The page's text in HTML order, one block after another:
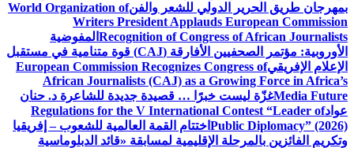
بمهرجان طريق الحرير الدولي للشعر والفنWorld Organization of
Writers President Applauds European Commission
Recognition of Congress of African Journalists المفوضية
الأوروبية: مؤتمر الصحفيين الأفارقة (CAJ) قوة متنامية في مستقبل
الإعلام الإفريقيEuropean Commission Recognizes Congress of
African Journalists (CAJ) as a Growing Force in Africa’s
Media Futureغزّة ليست خبرًا … قصيدة جديدة للشاعرة د. حنان
عوادRegulations for the V International Contest “Leader of
Public Diplomacy” (2026) اختتام القمة العالمية للشعوب – إفريقيا
وتكريم الفائزين بالمرحلة الإقليمية لمسابقة «قائد الدبلوماسية